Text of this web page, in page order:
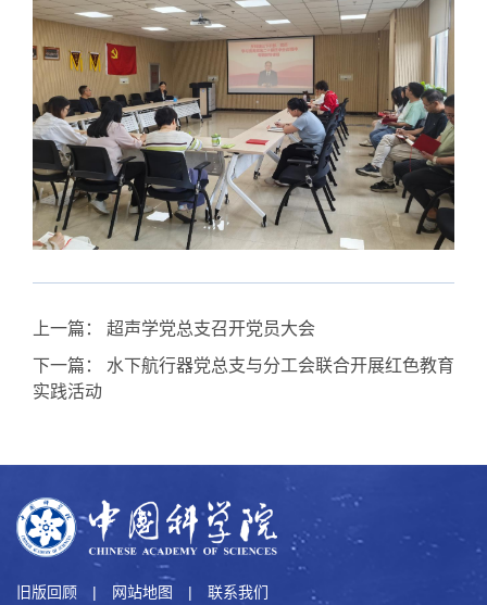
上一篇：
超声学党总支召开党员大会
下一篇：
水下航行器党总支与分工会联合开展红色教育
实践活动
旧版回顾 | 网站地图 | 联系我们